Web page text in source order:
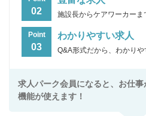
02 施設長からケアワーカーま
Point
03
わかりやすい求人
Q&A形式だから、わかりや
求人パーク会員になると、お仕
機能が使えます！